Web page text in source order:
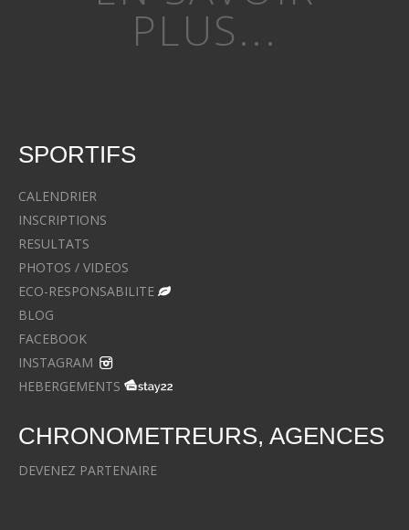
PLUS...
SPORTIFS
CALENDRIER
INSCRIPTIONS
RESULTATS
PHOTOS / VIDEOS
ECO-RESPONSABILITE
BLOG
FACEBOOK
INSTAGRAM
HEBERGEMENTS
CHRONOMETREURS, AGENCES
DEVENEZ PARTENAIRE